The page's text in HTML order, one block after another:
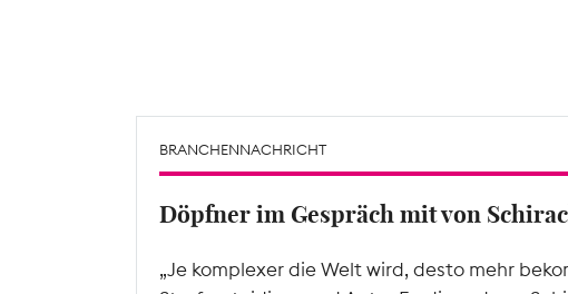
BRANCHENNACHRICHT
Döpfner im Gespräch mit von
„Je komplexer die Welt wird, desto mehr